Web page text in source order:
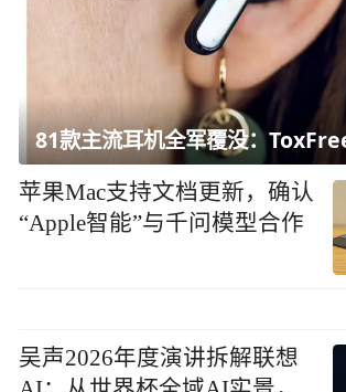
苹果Mac支持文档更新，确认
“Apple智能”与千问模型合作
吴声2026年度演讲拆解联想